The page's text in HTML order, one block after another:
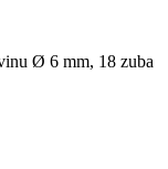
Ø 6 mm, 18 zuba